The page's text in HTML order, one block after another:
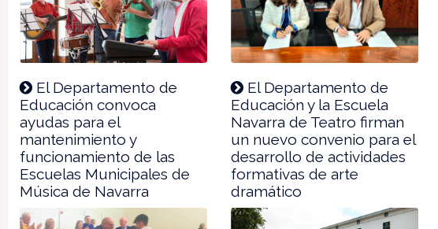
El Departamento de
Educación convoca
ayudas para el
mantenimiento y
funcionamiento de las
Escuelas Municipales de
Música de Navarra
El Departamento de
Educación y la Escuela
Navarra de Teatro firman
un nuevo convenio para el
desarrollo de actividades
formativas de arte
dramático